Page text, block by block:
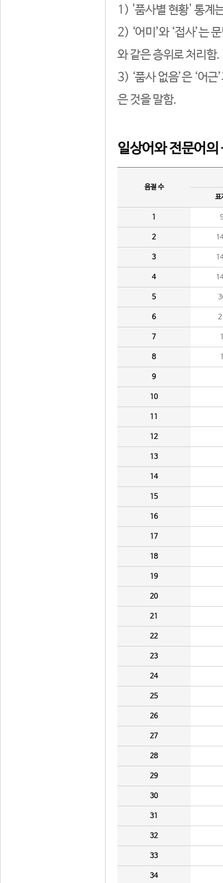
1) '품사별 현황' 통계
2) ‘어미’와 ‘접사’는
와 같은 층위로 처리함.
3) ‘품사 없음’은 ‘어
은 것을 말함.
일상어와 전문어의
음절 수
표
1
2
3
4
5
6
7
8
9
10
11
12
13
14
15
16
17
18
19
20
21
22
23
24
25
26
27
28
29
30
31
32
33
34